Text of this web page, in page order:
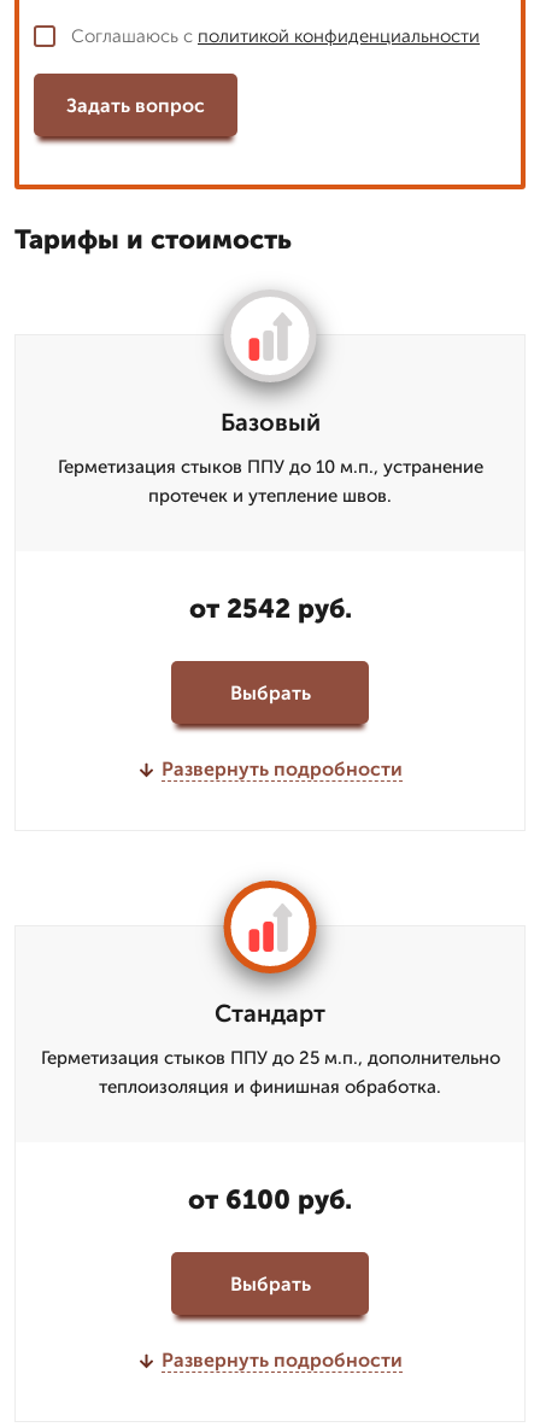
Соглашаюсь с политикой конфиденциальности
Задать вопрос
Тарифы и стоимость
Базовый
Герметизация стыков ППУ до 10 м.п., устранение
протечек и утепление швов.
от 2542 руб.
Выбрать
Развернуть подробности
Стандарт
Герметизация стыков ППУ до 25 м.п., дополнительно
теплоизоляция и финишная обработка.
от 6100 руб.
Выбрать
Развернуть подробности